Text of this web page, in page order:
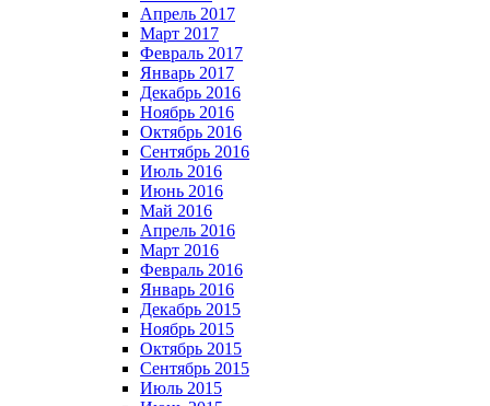
Апрель 2017
Март 2017
Февраль 2017
Январь 2017
Декабрь 2016
Ноябрь 2016
Октябрь 2016
Сентябрь 2016
Июль 2016
Июнь 2016
Май 2016
Апрель 2016
Март 2016
Февраль 2016
Январь 2016
Декабрь 2015
Ноябрь 2015
Октябрь 2015
Сентябрь 2015
Июль 2015